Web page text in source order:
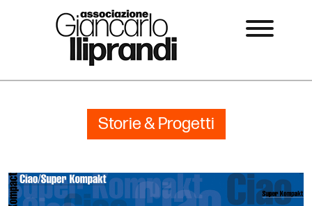
Storie & Progetti